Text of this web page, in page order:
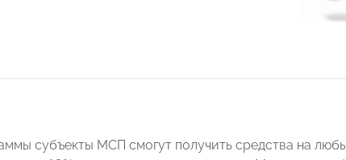
субъекты МСП смогут получить средства на